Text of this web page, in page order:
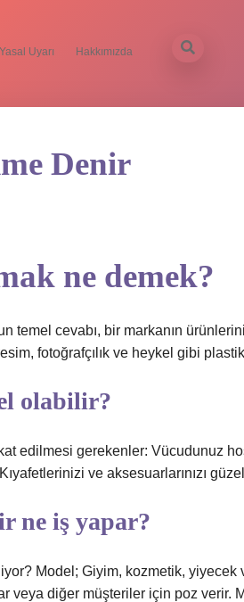
Yasal Uyarı Hakkımızda
Denir
ne demek?
temel cevabı, bir markanın
fotoğrafçılık ve heykel gibi
olabilir?
edilmesi gerekenler: Vücudunuz
ve aksesuarlarınızı
ne iş yapar?
Model; Giyim, kozmetik,
veya diğer müşteriler için poz